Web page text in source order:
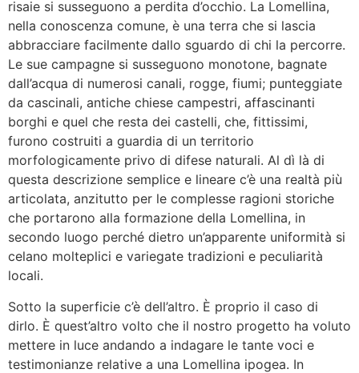
risaie si susseguono a perdita d’occhio. La Lomellina,
nella conoscenza comune, è una terra che si lascia
abbracciare facilmente dallo sguardo di chi la percorre.
Le sue campagne si susseguono monotone, bagnate
dall’acqua di numerosi canali, rogge, fiumi; punteggiate
da cascinali, antiche chiese campestri, affascinanti
borghi e quel che resta dei castelli, che, fittissimi,
furono costruiti a guardia di un territorio
morfologicamente privo di difese naturali. Al dì là di
questa descrizione semplice e lineare c’è una realtà più
articolata, anzitutto per le complesse ragioni storiche
che portarono alla formazione della Lomellina, in
secondo luogo perché dietro un’apparente uniformità si
celano molteplici e variegate tradizioni e peculiarità
locali.
Sotto la superficie c’è dell’altro. È proprio il caso di
dirlo. È quest’altro volto che il nostro progetto ha voluto
mettere in luce andando a indagare le tante voci e
testimonianze relative a una Lomellina ipogea. In